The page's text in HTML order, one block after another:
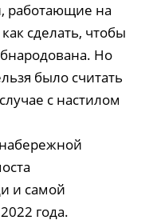
работающие на
сделать, чтобы
Но
было считать
с настилом
и самой
года.